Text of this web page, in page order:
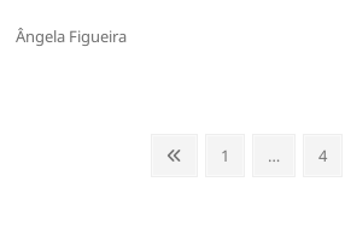
Ângela Figueira
AnteriorPage
1 … Page
4